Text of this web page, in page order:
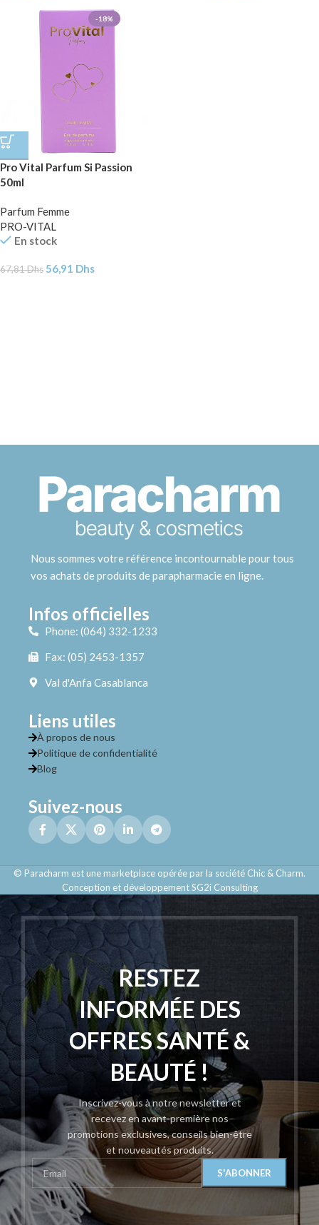
-18%
Pro Vital Parfum Si Passion
50ml
Parfum Femme
PRO-VITAL
En stock
67,81Dhs 56,91 Dhs
Nous sommes votre référence incontournable pour tous
vos achats de produits de parapharmacie en ligne.
Infos officielles
Phone: (064) 332-1233
Fax: (05) 2453-1357
Val d'Anfa Casablanca
Liens utiles
À propos de nous
Politique de confidentialité
Blog
Suivez-nous
© Paracharm est une marketplace opérée par la société Chic & Charm.
Conception et développement SG2i Consulting
RESTEZ
INFORMÉE DES
OFFRES SANTÉ &
BEAUTÉ !
Inscrivez-vous à notre newsletter et
recevez en avant-première nos
promotions exclusives, conseils bien-être
et nouveautés produits.